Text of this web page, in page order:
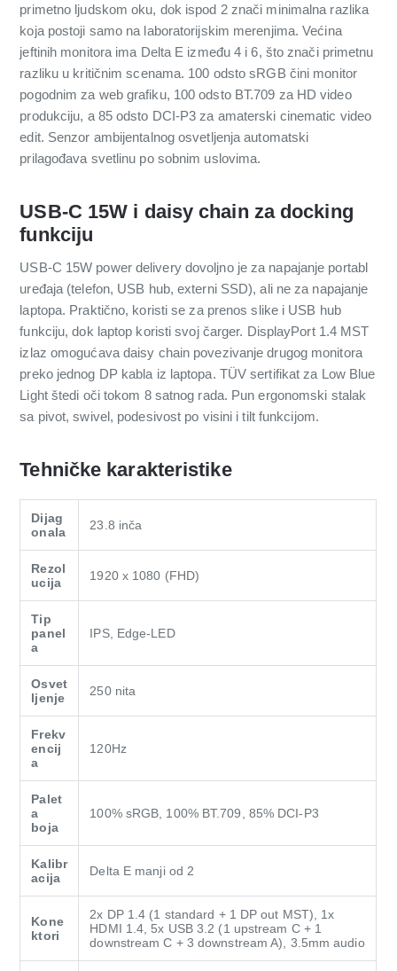
primetno ljudskom oku, dok ispod 2 znači minimalna razlika
koja postoji samo na laboratorijskim merenjima. Većina
jeftinih monitora ima Delta E između 4 i 6, što znači primetnu
razliku u kritičnim scenama. 100 odsto sRGB čini monitor
pogodnim za web grafiku, 100 odsto BT.709 za HD video
produkciju, a 85 odsto DCI-P3 za amaterski cinematic video
edit. Senzor ambijentalnog osvetljenja automatski
prilagođava svetlinu po sobnim uslovima.
USB-C 15W i daisy chain za docking
funkciju
USB-C 15W power delivery dovoljno je za napajanje portabl
uređaja (telefon, USB hub, externi SSD), ali ne za napajanje
laptopa. Praktično, koristi se za prenos slike i USB hub
funkciju, dok laptop koristi svoj čarger. DisplayPort 1.4 MST
izlaz omogućava daisy chain povezivanje drugog monitora
preko jednog DP kabla iz laptopa. TÜV sertifikat za Low Blue
Light štedi oči tokom 8 satnog rada. Pun ergonomski stalak
sa pivot, swivel, podesivost po visini i tilt funkcijom.
Tehničke karakteristike
Dijag
onala
23.8 inča
Rezol
ucija
1920 x 1080 (FHD)
Tip
panel
a
IPS, Edge-LED
Osvet
ljenje
250 nita
Frekv
encij
a
120Hz
Palet
a
boja
100% sRGB, 100% BT.709, 85% DCI-P3
Kalibr
acija
Delta E manji od 2
Kone
ktori
2x DP 1.4 (1 standard + 1 DP out MST), 1x
HDMI 1.4, 5x USB 3.2 (1 upstream C + 1
downstream C + 3 downstream A), 3.5mm audio